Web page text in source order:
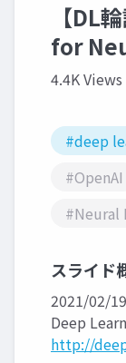
【DL
for
4.4K Views
#deep
#OpenAI
#Neural
スライド
2021/02/19
Deep
http://